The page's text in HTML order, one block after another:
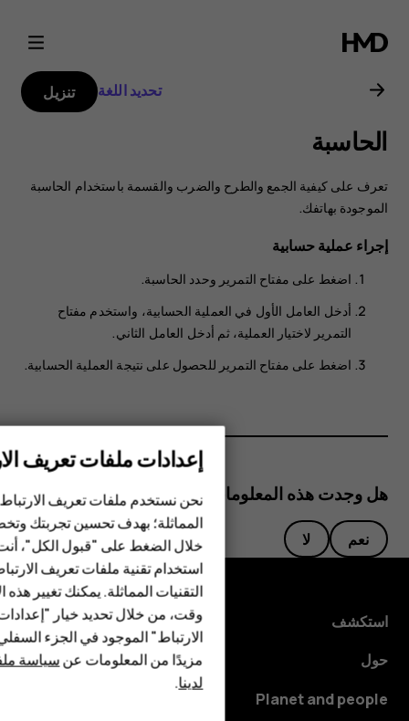
دليل
مستخدم
Nokia
8000
4G
الهواتف الذكية
الهواتف المميزة
HMD DUB
HMD Watch
للأعمال
تحديد اللغة تنزيل
الحاسبة
تعرف على كيفية الجمع والطرح والضرب والقسمة باستخدام الحاسبة
الموجودة بهاتفك.
إجراء عملية حسابية
اضغط على مفتاح التمرير وحدد الحاسبة.
أدخل العامل الأول في العملية الحسابية، واستخدم مفتاح
التمرير لاختيار العملية، ثم أدخل العامل الثاني.
اضغط على مفتاح التمرير للحصول على نتيجة العملية الحسابية.
هل وجدت هذه المعلومات مفيدة؟
نعم لا
استكشف
حول
Planet and people
إعدادات ملفات تعريف
نحن نستخدم ملفات تعريف
المماثلة؛ بهدف تحسين تجربتك
خلال الضغط على "قبول الكل"،
استخدام تقنية ملفات تعريف
التقنيات المماثلة. يمكنك تغيير
وقت، من خلال تحديد خيار
الارتباط" الموجود في الجزء
مزيدًا من المعلومات عنسياسة
لدينا.